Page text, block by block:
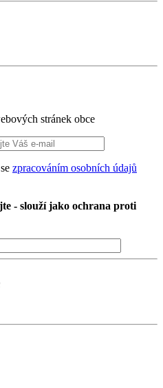
stránek obce
zpracováním osobních údajů
- slouží jako ochrana proti